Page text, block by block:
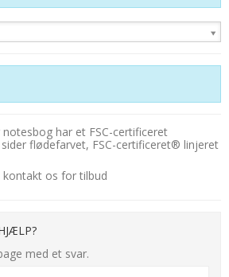
har et FSC-certificeret
flødefarvet, FSC-certificeret® linjeret
kontakt os for tilbud
med et svar.